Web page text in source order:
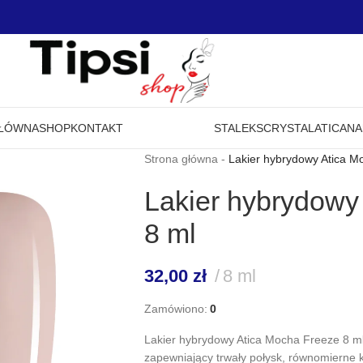
SHOPKONTAKT STALEKSCRYSTAL ATICA
Strona główna - Lakier hybrydowy Atica
Lakier
8 ml
32,00 zł 8 ml
Zamówiono: 0
Lakier hybrydowy Atica Mocha Freeze 8
zapewniający trwały połysk,